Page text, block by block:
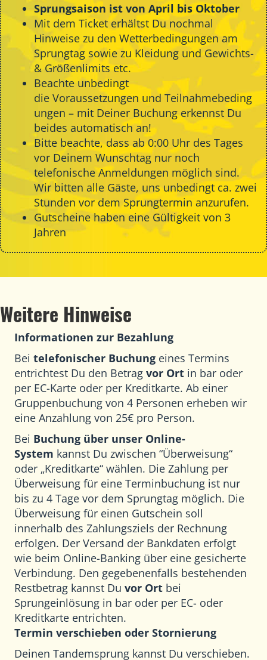
Sprungsaison ist von April bis Oktober
Mit dem Ticket erhältst Du nochmal
Hinweise zu den Wetterbedingungen am
Sprungtag sowie zu Kleidung und Gewichts-
& Größenlimits etc.
Beachte unbedingt
die VoraussetzungenundTeilnahmebeding
ungen – mit Deiner Buchung erkennst Du
beides automatisch an!
Bitte beachte, dass ab 0:00 Uhr des Tages
vor Deinem Wunschtag nur noch
telefonische Anmeldungen möglich sind.
Wir bitten alle Gäste, uns unbedingt ca. zwei
Stunden vor dem Sprungtermin anzurufen.
Gutscheine haben eine Gültigkeit von 3
Jahren
Weitere Hinweise
Informationen zur Bezahlung
Bei telefonischer Buchung eines Termins
entrichtest Du den Betrag vor Ort in bar oder
per EC-Karte oder per Kreditkarte. Ab einer
Gruppenbuchung von 4 Personen erheben wir
eine Anzahlung von 25€ pro Person.
Bei Buchung über unser Online-
System kannst Du zwischen “Überweisung“
oder „Kreditkarte“ wählen. Die Zahlung per
Überweisung für eine Terminbuchung ist nur
bis zu 4 Tage vor dem Sprungtag möglich. Die
Überweisung für einen Gutschein soll
innerhalb des Zahlungsziels der Rechnung
erfolgen. Der Versand der Bankdaten erfolgt
wie beim Online-Banking über eine gesicherte
Verbindung. Den gegebenenfalls bestehenden
Restbetrag kannst Du vor Ort bei
Sprungeinlösung in bar oder per EC- oder
Kreditkarte entrichten.
Termin verschieben oder Stornierung
Deinen Tandemsprung kannst Du verschieben.